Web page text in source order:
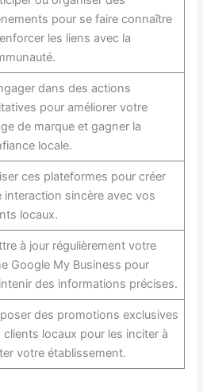
pour se faire connaître
les liens avec la
dans des actions
pour améliorer votre
de marque et gagner la
locale.
ces plateformes pour créer
interaction sincère avec vos
locaux.
à jour régulièrement votre
Google My Business pour
des informations précises.
des promotions exclusives
clients locaux pour les inciter à
votre établissement.